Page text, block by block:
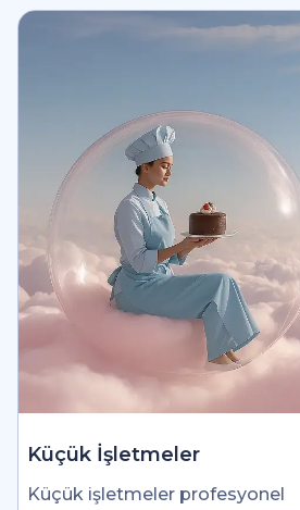
Küçük İşletmeler
Küçük işletmeler profesyonel